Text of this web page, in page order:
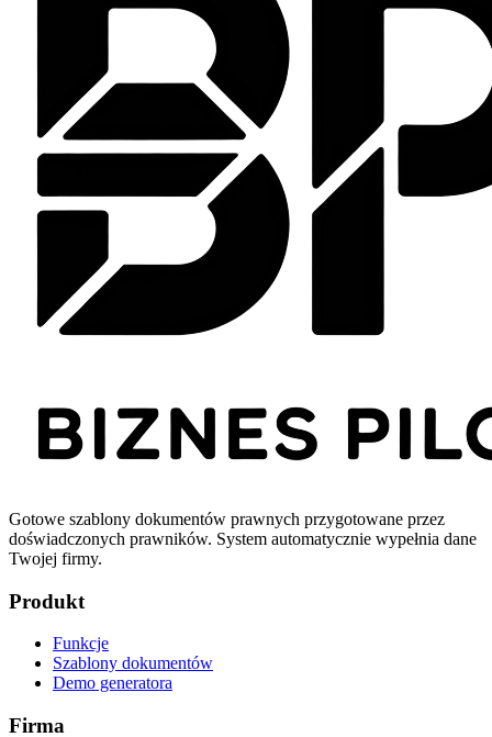
Gotowe szablony dokumentów prawnych przygotowane przez
doświadczonych prawników. System automatycznie wypełnia dane
Twojej firmy.
Produkt
Funkcje
Szablony dokumentów
Demo generatora
Firma